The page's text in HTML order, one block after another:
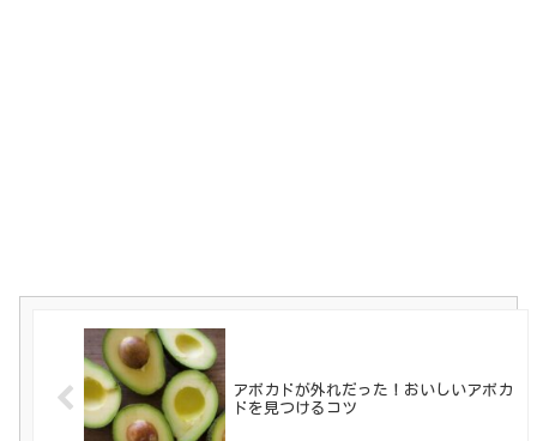
アボカドが外れだった！おいしいアボカ
ドを見つけるコツ